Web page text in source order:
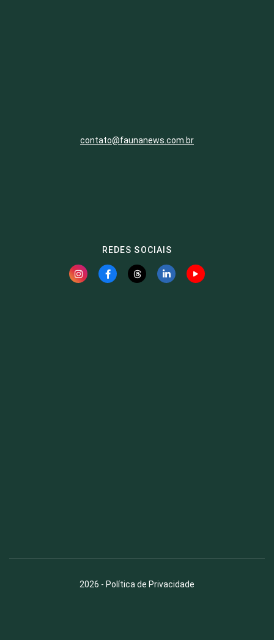
contato@faunanews.com.br
REDES SOCIAIS
2026 - Política de Privacidade